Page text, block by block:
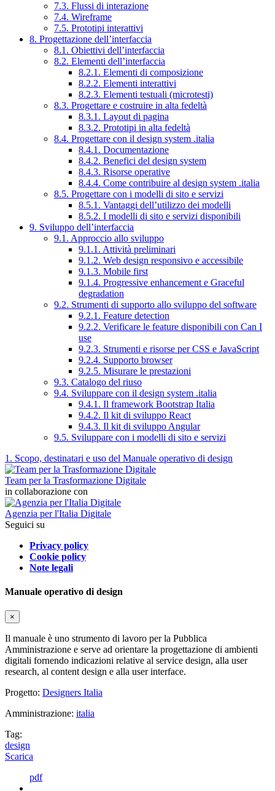
7.3. Flussi di interazione
7.4. Wireframe
7.5. Prototipi interattivi
8. Progettazione dell’interfaccia
8.1. Obiettivi dell’interfaccia
8.2. Elementi dell’interfaccia
8.2.1. Elementi di composizione
8.2.2. Elementi interattivi
8.2.3. Elementi testuali (microtesti)
8.3. Progettare e costruire in alta fedeltà
8.3.1. Layout di pagina
8.3.2. Prototipi in alta fedeltà
8.4. Progettare con il design system .italia
8.4.1. Documentazione
8.4.2. Benefici del design system
8.4.3. Risorse operative
8.4.4. Come contribuire al design system .italia
8.5. Progettare con i modelli di sito e servizi
8.5.1. Vantaggi dell’utilizzo dei modelli
8.5.2. I modelli di sito e servizi disponibili
9. Sviluppo dell’interfaccia
9.1. Approccio allo sviluppo
9.1.1. Attività preliminari
9.1.2. Web design responsivo e accessibile
9.1.3. Mobile first
9.1.4. Progressive enhancement e Graceful
degradation
9.2. Strumenti di supporto allo sviluppo del software
9.2.1. Feature detection
9.2.2. Verificare le feature disponibili con Can I
use
9.2.3. Strumenti e risorse per CSS e JavaScript
9.2.4. Supporto browser
9.2.5. Misurare le prestazioni
9.3. Catalogo del riuso
9.4. Sviluppare con il design system .italia
9.4.1. Il framework Bootstrap Italia
9.4.2. Il kit di sviluppo React
9.4.3. Il kit di sviluppo Angular
9.5. Sviluppare con i modelli di sito e servizi
1. Scopo, destinatari e uso del Manuale operativo di design
Team per la Trasformazione Digitale
in collaborazione con
Agenzia per l'Italia Digitale
Seguici su
Privacy policy
Cookie policy
Note legali
Manuale operativo di design
×
Il manuale è uno strumento di lavoro per la Pubblica
Amministrazione e serve ad orientare la progettazione di ambienti
digitali fornendo indicazioni relative al service design, alla user
research, al content design e alla user interface.
Progetto: Designers Italia
Amministrazione: italia
Tag:
design
Scarica
pdf